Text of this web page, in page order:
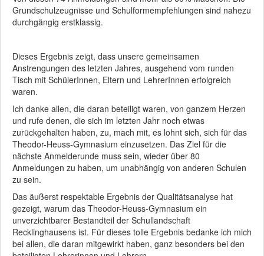
Grundschulzeugnisse und Schulformempfehlungen sind nahezu
durchgängig erstklassig.
Dieses Ergebnis zeigt, dass unsere gemeinsamen
Anstrengungen des letzten Jahres, ausgehend vom runden
Tisch mit SchülerInnen, Eltern und LehrerInnen erfolgreich
waren.
Ich danke allen, die daran beteiligt waren, von ganzem Herzen
und rufe denen, die sich im letzten Jahr noch etwas
zurückgehalten haben, zu, mach mit, es lohnt sich, sich für das
Theodor-Heuss-Gymnasium einzusetzen. Das Ziel für die
nächste Anmelderunde muss sein, wieder über 80
Anmeldungen zu haben, um unabhängig von anderen Schulen
zu sein.
Das äußerst respektable Ergebnis der Qualitätsanalyse hat
gezeigt, warum das Theodor-Heuss-Gymnasium ein
unverzichtbarer Bestandteil der Schullandschaft
Recklinghausens ist. Für dieses tolle Ergebnis bedanke ich mich
bei allen, die daran mitgewirkt haben, ganz besonders bei den